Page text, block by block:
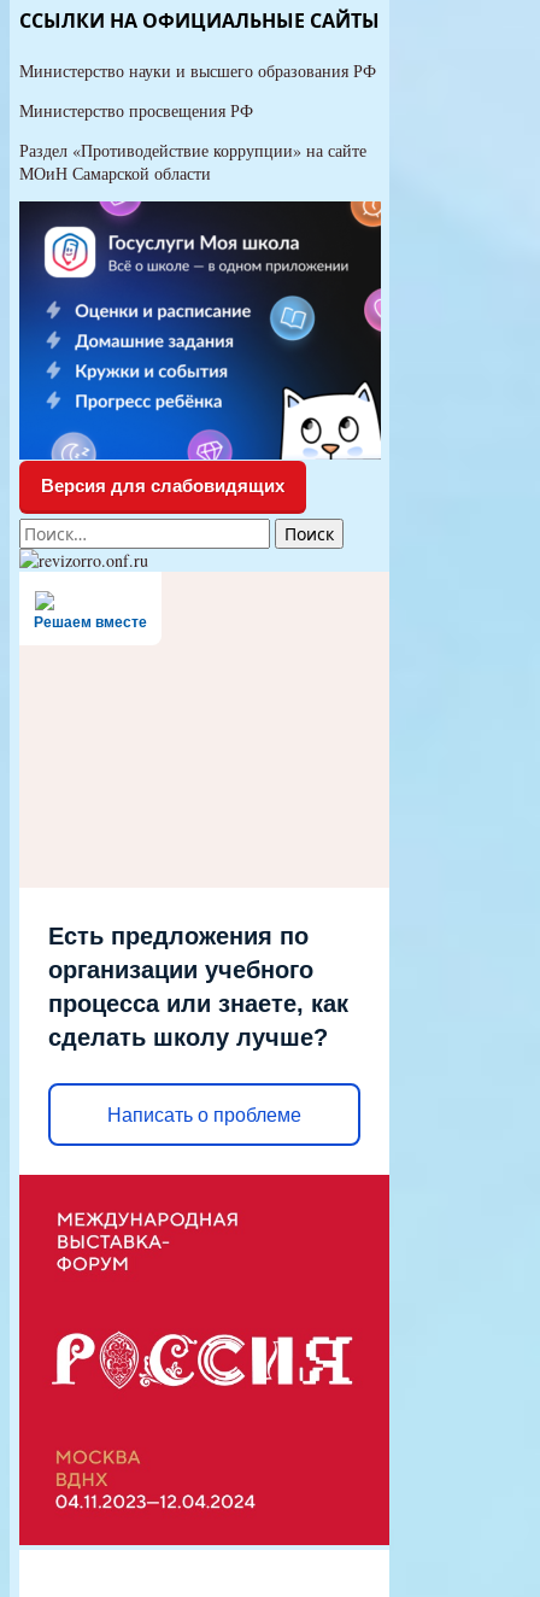
учащихся
ССЫЛКИ НА ОФИЦИАЛЬНЫЕ САЙТЫ
Министерство науки и высшего образования РФ
Министерство просвещения РФ
Раздел «Противодействие коррупции» на сайте
МОиН Самарской области
Версия для слабовидящих
Найти:
Решаем вместе
Есть предложения по
организации учебного
процесса или знаете, как
сделать школу лучше?
Написать о проблеме